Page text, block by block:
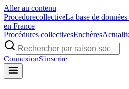
Aller au contenu
ProcedurecollectiveLa base de
en France
Procédures collectivesEnchères
ConnexionS'inscrire